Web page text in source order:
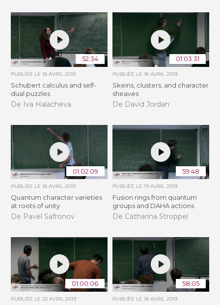
52:34
PUBLIÉE LE18 AVRIL 2019
Schubert calculus and self-
dual puzzles
De Iva Halacheva
01:03:31
PUBLIÉE LE 18 AVRIL 2019
Skeins, clusters, and character
sheaves
De David Jordan
01:02:09
PUBLIÉE LE18 AVRIL 2019
Quantum character varieties
at roots of unity
De Pavel Safronov
59:48
PUBLIÉE LE 19 AVRIL 2019
Fusion rings from quantum
groups and DAHA actions
De Catharina Stroppel
01:00:06
PUBLIÉE LE25 AVRIL 2019
58:05
PUBLIÉE LE 18 AVRIL 2019